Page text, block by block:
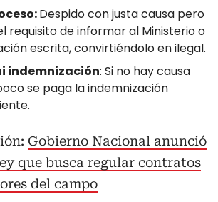
Despido con justa causa pero
requisito de informar al Ministerio o
escrita, convirtiéndolo en ilegal.
indemnización: Si no hay causa
se paga la indemnización
Gobierno Nacional anunció
que busca regular contratos
del campo